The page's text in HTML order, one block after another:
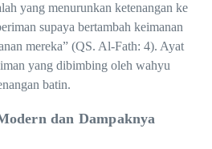
yang menurunkan ketenangan ke
supaya bertambah keimanan
mereka” (QS. Al-Fath: 4). Ayat
yang dibimbing oleh wahyu
batin.
dan Dampaknya